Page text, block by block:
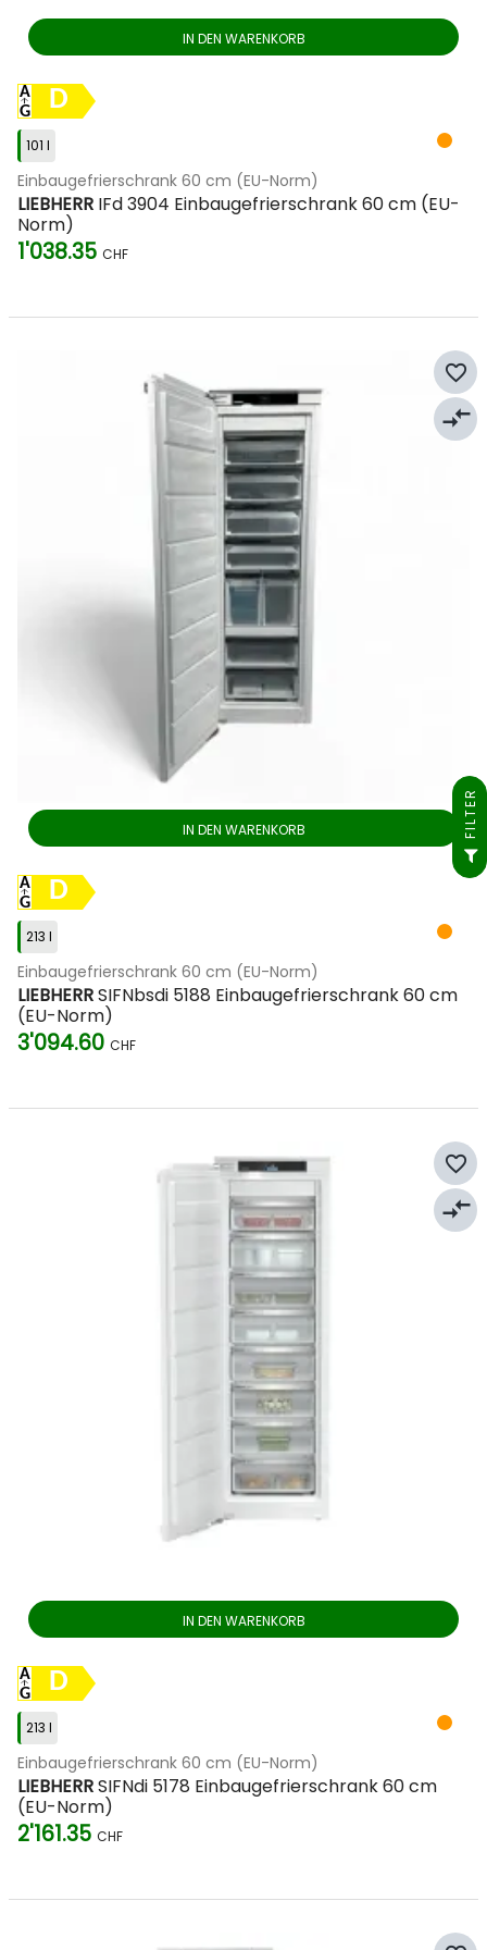
IN DEN WARENKORB
D
101 l
Einbaugefrierschrank 60 cm (EU-Norm)
LIEBHERR IFd 3904 Einbaugefrierschrank 60 cm (EU-
Norm)
1'038.35 CHF
IN DEN WARENKORB
D
213 l
Einbaugefrierschrank 60 cm (EU-Norm)
LIEBHERRSIFNbsdi 5188 Einbaugefrierschrank 60 cm
(EU-Norm)
3'094.60 CHF
favorite_border
compare_arrows
IN DEN WARENKORB
D
213 l
Einbaugefrierschrank 60 cm (EU-Norm)
LIEBHERRSIFNdi 5178 Einbaugefrierschrank 60 cm
(EU-Norm)
2'161.35 CHF
favorite_border
compare_arrows
FILTER